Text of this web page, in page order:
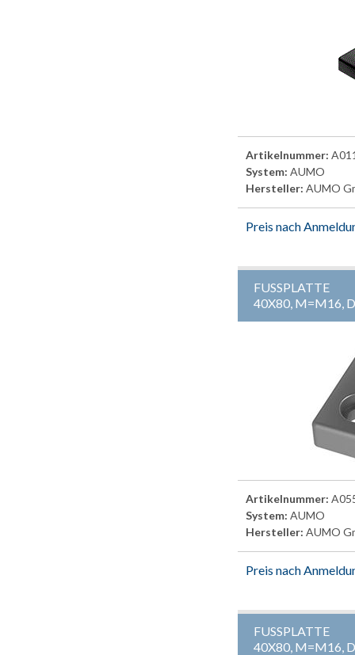
Artikelnummer:
System: AUMO
Hersteller: AUMO
Preis nach
FUSSPLATTE
40X80, M=M16,
Artikelnummer:
System: AUMO
Hersteller: AUMO
Preis nach
FUSSPLATTE
40X80, M=M16,